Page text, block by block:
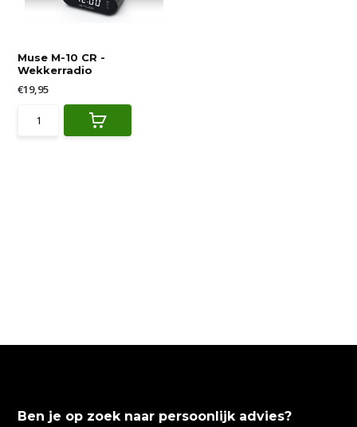
Muse M-10 CR -
Wekkerradio
€19,95
Ben je op zoek naar persoonlijk advies?